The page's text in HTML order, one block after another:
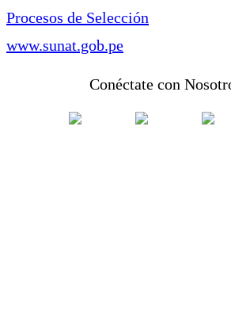
Procesos de Selección
www.sunat.gob.pe
Conéctate con